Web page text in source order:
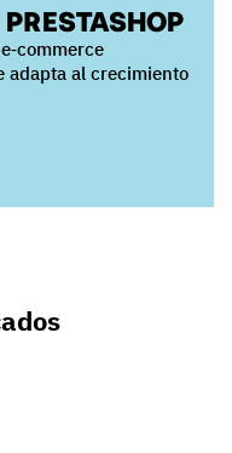
adapta al crecimiento